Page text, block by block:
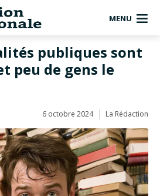
MENU
publiques sont
peu de gens le
6 octobre 2024 La Rédaction